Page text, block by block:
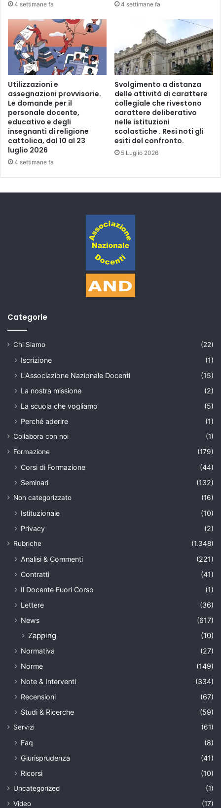
i
g
4 settimane fa 4 settimane fa
Utilizzazioni e
assegnazioni provvisorie.
Le domande per il
personale docente,
educativo e degli
insegnanti di religione
cattolica, dal 10 al 23
luglio 2026
4 settimane fa
Svolgimento a distanza
delle attività di carattere
collegiale che rivestono
carattere deliberativo
nelle istituzioni
scolastiche . Resi noti gli
esiti del confronto.
5 Luglio 2026
Categorie
Chi Siamo (22)
Iscrizione
(1)
L'Associazione Nazionale Docenti
(15)
La nostra missione
(2)
La scuola che vogliamo
(5)
Perché aderire
(1)
Collabora con noi
(1)
Formazione
(179)
Corsi di Formazione
(44)
Seminari
(132)
Non categorizzato (16)
Istituzionale
(10)
Privacy
(2)
Rubriche (1.348)
Analisi & Commenti
(221)
Contratti
(41)
Il Docente Fuori Corso
(1)
Lettere
(36)
News
(617)
Zapping (10)
Normativa
(27)
Norme
(149)
Note & Interventi
(334)
Recensioni
(67)
Studi & Ricerche
(59)
Servizi (61)
Faq
(8)
Giurisprudenza
(41)
Ricorsi
(10)
Uncategorized
(1)
Video
(17)